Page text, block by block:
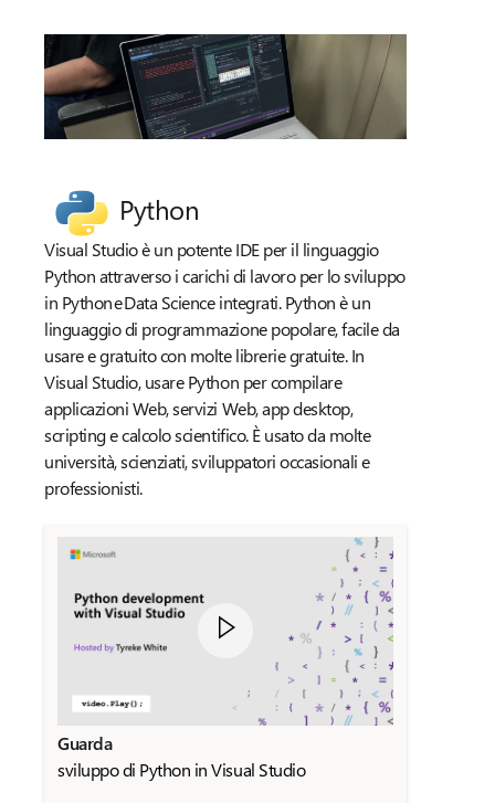
Python
Guarda
sviluppo di Python in Visual Studio
Visual Studio è un potente IDE per il linguaggio
Python attraverso i carichi di lavoro per lo sviluppo
in Python e Data Science integrati. Python è un
linguaggio di programmazione popolare, facile da
usare e gratuito con molte librerie gratuite. In
Visual Studio, usare Python per compilare
applicazioni Web, servizi Web, app desktop,
scripting e calcolo scientifico. È usato da molte
università, scienziati, sviluppatori occasionali e
professionisti.